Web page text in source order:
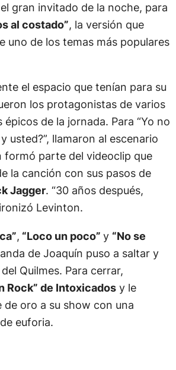
gran invitado de la noche, para
al costado”, la versión que
uno de los temas más populares
el espacio que tenían para su
los protagonistas de varios
de la jornada. Para “Yo no
usted?”, llamaron al escenario
formó parte del videoclip que
la canción con sus pasos de
Jagger. “30 años después,
Levinton.
, “Loco un poco” y “No se
de Joaquín puso a saltar y
Quilmes. Para cerrar,
Rock” de Intoxicadosy le
oro a su show con una
euforia.